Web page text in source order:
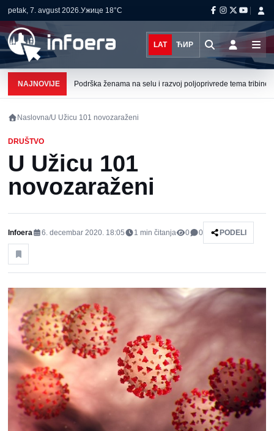
petak, 7. avgust 2026.Ужице 18°C
LAT ЋИР
NAJNOVIJE Podrška ženama na selu i razvoj poljoprivrede tema tribine
Naslovna/U Užicu 101 novozaraženi
DRUŠTVO
U Užicu 101
novozaraženi
Infoera 6. decembar 2020. 18:05 1 min čitanja 0 0 PODELI